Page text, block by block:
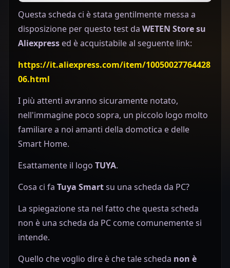
Questa scheda ci è stata gentilmente messa a
disposizione per questo test da WETEN Store su
Aliexpress ed è acquistabile al seguente link:
https://it.aliexpress.com/item/10050027764428
06.html
I più attenti avranno sicuramente notato,
nell'immagine poco sopra, un piccolo logo molto
familiare a noi amanti della domotica e delle
Smart Home.
Esattamente il logo TUYA.
Cosa ci fa Tuya Smartsu una scheda da PC?
La spiegazione sta nel fatto che questa scheda
non è una scheda da PC come comunemente si
intende.
Quello che voglio dire è che tale scheda non è